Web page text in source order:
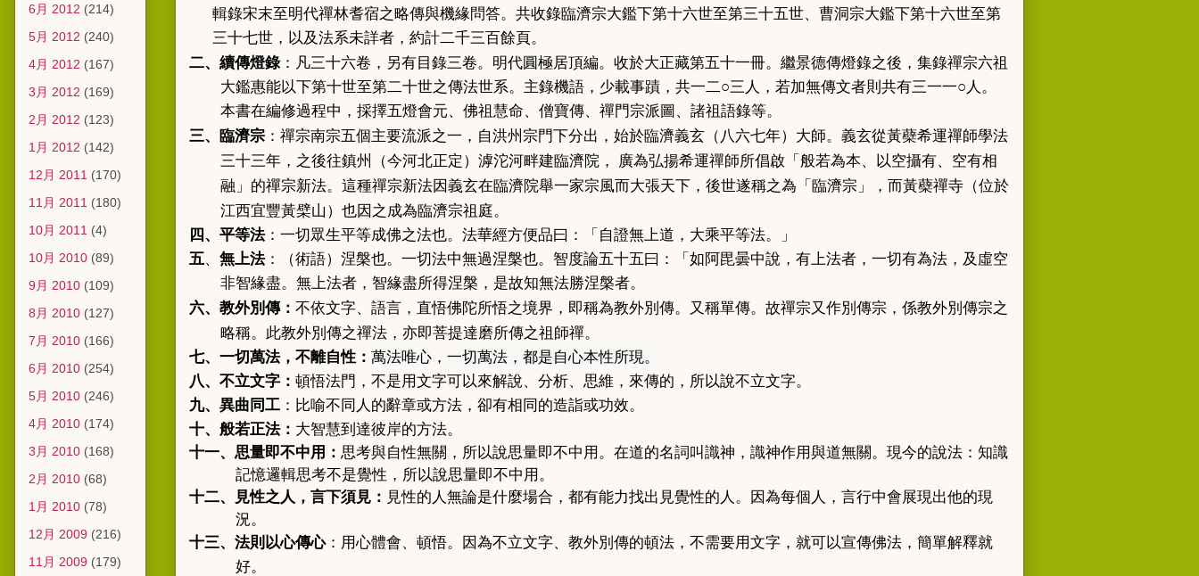
輯錄宋末至明代禪林耆宿之略傳與機緣問答。共收錄臨濟宗大鑑下第十六世至第三十五世、曹洞宗大鑑下第十六世至第
三十七世，以及法系未詳者，約計二千三百餘頁。
二、 續傳燈錄： 凡三十六卷，另有目錄三卷。明代圓極居頂編。收於大正藏第五十一冊。繼景德傳燈錄之後，集錄禪宗六祖
大鑑惠能以下第十世至第二十世之傳法世系。主錄機語，少載事蹟，共一二○三人，若加無傳文者則共有三一一○ 人。
本書在編修過程中，採擇五燈會元、佛祖慧命、僧寶傳、禪門宗派圖、諸祖語錄等。
三、臨濟宗 ： 禪宗南宗五個主要流派之一，自洪州宗門下分出，始於臨濟義玄 （ 八六七年）大師。 義玄從黃蘗希運禪師學法
三十三年，之後往鎮州（今河北正定 ）滹沱河畔建臨濟院， 廣為弘揚希運禪師所倡啟「般若為本、以空攝有、空有相
融」的禪宗新法。這種禪宗新法因義玄在臨濟院舉一家宗風而大張天下，後世遂稱之為「臨濟宗」，而黃蘗禪寺（位於
江西宜豐黃檗山 ）也因之成為臨濟宗祖庭。
四、平等法：一切眾生平等成佛之法也。法華經方便品曰：「自證無上道，大乘平等法。」
五、 無上法：（術語）涅槃也。一切法中無過涅槃也。智度論五十五曰：「如阿毘曇中說，有上法者，一切有為法，及虛空
非智緣盡。無上法者，智緣盡所得涅槃，是故知無法勝涅槃者。
六、 教外別傳： 不依文字、語言，直悟佛陀所悟之境界，即稱為教外別傳。又稱單傳。故禪宗又作別傳宗，係教外別傳宗之
略稱。此教外別傳之禪法，亦即菩提達磨所傳之祖師禪。
七、 一切萬法，不離自性 ： 萬法唯心 ， 一切萬法，都是自心本性所現。
八、不立文字： 頓悟法門 ， 不是用文字可以來解說、分析、思維，來傳的，所以說不立文字。
九、異曲同工 ：比喻不同人的辭章或方法，卻有相同的造詣或功效。
十、般若正法： 大智慧到達彼岸的方法。
十一、思量即不中用 ： 思考與自性無關，所以說思量即不中用。在道的名詞叫識神，識神作用與道無關。現今的說法：知識
記憶邏輯思考不是覺性，所以說思量即不中用。
十二、見性之人，言下須見 ： 見性的人無論是什麼場合，都有能力找出見覺性的人。因為每個人，言行中會展現出他的現
況。
十三、法則以心傳心：用心體會、頓悟。因為不立文字、教外別傳的頓法，不需要用文字，就可以宣傳佛法，簡單解釋就
好。
6月 2012 (214)
5月 2012 (240)
4月 2012 (167)
3月 2012 (169)
2月 2012 (123)
1月 2012 (142)
12月 2011 (170)
11月 2011 (180)
10月 2011 (4)
10月 2010 (89)
9月 2010 (109)
8月 2010 (127)
7月 2010 (166)
6月 2010 (254)
5月 2010 (246)
4月 2010 (174)
3月 2010 (168)
2月 2010 (68)
1月 2010 (78)
12月 2009 (216)
11月 2009 (179)